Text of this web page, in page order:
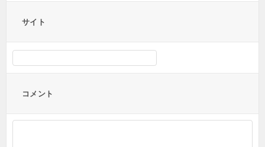
サイト
コメント